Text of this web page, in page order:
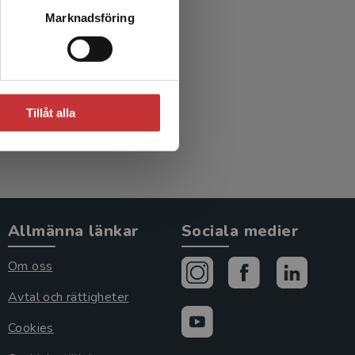
Marknadsföring
Tillåt alla
&
Allmänna länkar
Om oss
Avtal och rättigheter
Cookies
Sociala medier